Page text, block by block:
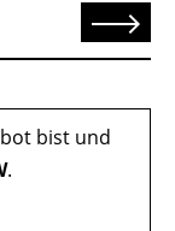
Senden
bist und
.